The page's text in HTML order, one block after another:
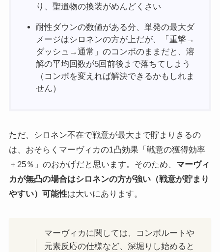
り、聖遺物の換装がめんどくさい
耐性ダウンの数値がある分、単発の最大ダ
メージはシロネンの方が上だが、「重撃→
ダッシュ→通常」のコンボのままだと、溶
解の平均回数が5回前後まで落ちてしまう
（コンボを変えれば解決できるかもしれま
せん）
ただ、シロネン不在で戦意が最大まで貯まりきるの
は、おそらくマーヴィカの1凸効果「戦意の獲得効率
＋25％」のおかげだと思います。そのため、 マーヴィ
カが無凸の場合はシロネンの方が強い（戦意が貯まり
やすい）可能性は大いにあります。
マーヴィカに関しては、コンボルートや
元素反応の仕様など、深堀りし始めると